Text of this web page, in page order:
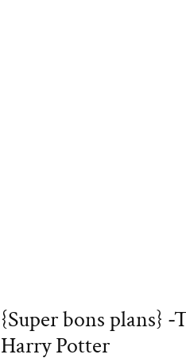
{Super bons plans} -
Harry Potter